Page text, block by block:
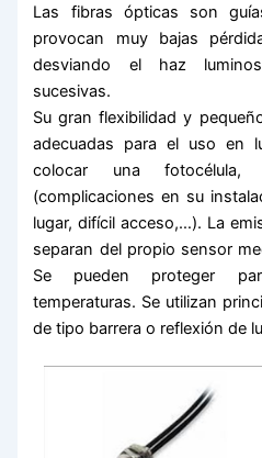
Las fibras ópticas son
provocan muy bajas
desviando el haz
sucesivas.
Su gran flexibilidad y
adecuadas para el uso en
colocar una
(complicaciones en su
lugar, difícil acceso,…). La
separan del propio sensor
Se pueden proteger
temperaturas. Se utilizan
de tipo barrera o reflexión de